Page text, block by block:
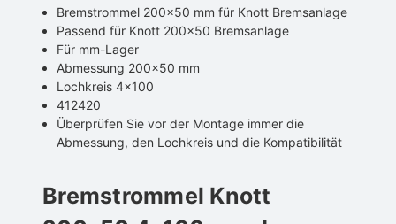
Bremstrommel 200x50 mm für Knott Bremsanlage
Passend für Knott 200x50 Bremsanlage
Für mm-Lager
Abmessung 200x50 mm
Lochkreis 4x100
412420
Überprüfen Sie vor der Montage immer die
Abmessung, den Lochkreis und die Kompatibilität
Bremstrommel Knott